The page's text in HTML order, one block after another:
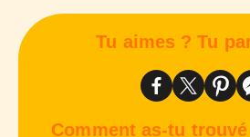
Tu aimes ? Tu
Comment as-tu